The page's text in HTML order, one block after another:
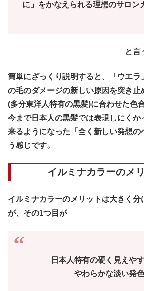
に」をかなえられる理想のサロン
と言
簡単にざっくり説明すると、「ウエラ
の毛のダメージの新しい原因を突き止
(多分東洋人特有の黒髪)に合わせた色
今まで日本人の黒髪では表現しにくか
来るようになった「 全く新しい発想の
う感じです。
イルミナカラーのメ
イルミナカラーのメリットは大きく分
が、その1つ目が
日本人特有の硬く見えや
やわらかな淡い発色